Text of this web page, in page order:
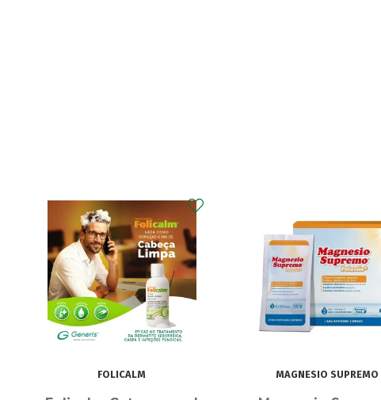
MAGNESIO SUPREMO ECRINAL